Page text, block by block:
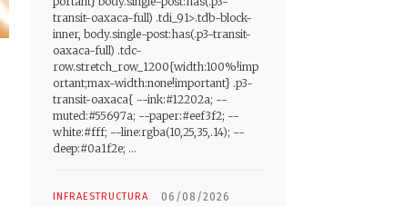
transit-oaxaca-full) .tdi_91>.tdb-block-
inner, body.single-post:has(.p3-transit-
oaxaca-full) .tdc-
row.stretch_row_1200{width:100%!imp
ortant;max-width:none!important} .p3-
transit-oaxaca{ --ink:#12202a; --
muted:#55697a; --paper:#eef3f2; --
white:#fff; --line:rgba(10,25,35,.14); --
deep:#0a1f2e; ...
INFRAESTRUCTURA 06/08/2026